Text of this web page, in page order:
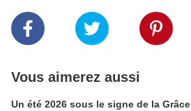
Vous aimerez aussi
Un été 2026 sous le signe de la Grâce